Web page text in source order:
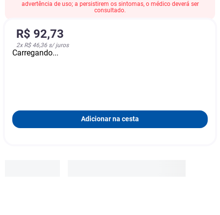
advertência de uso; a persistirem os sintomas, o médico deverá ser
consultado.
R$ 92,73
2x R$ 46,36 s/ juros
Carregando...
Adicionar na cesta